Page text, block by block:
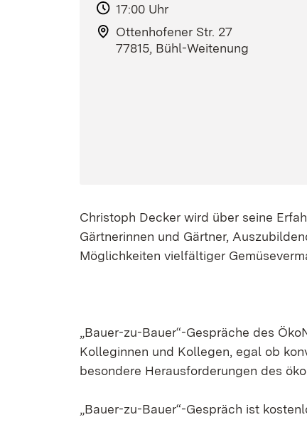
17:00 Uhr
Ottenhofener Str. 27
77815, Bühl-Weitenung
Christoph Decker wird über seine
Gärtnerinnen und Gärtner,
Möglichkeiten vielfältiger
„Bauer-zu-Bauer“-Gespräche des
Kolleginnen und Kollegen, egal ob
besondere Herausforderungen des
„Bauer-zu-Bauer“-Gespräch ist